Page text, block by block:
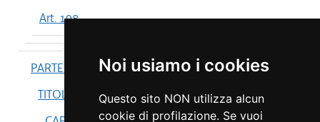
Noi usiamo i cookies
Questo sito NON utilizza alcun
cookie di profilazione. Se vuoi
Art. 198
PARTE IV
TITOLO I